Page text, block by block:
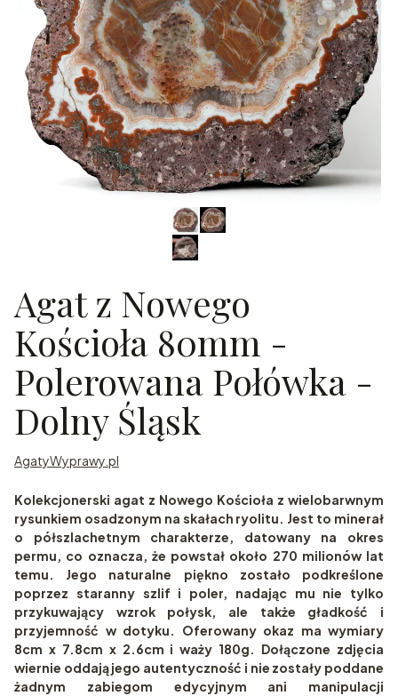
Agat z Nowego
Kościoła 80mm -
Polerowana Połówka -
Dolny Śląsk
AgatyWyprawy.pl
Kolekcjonerski agat z Nowego Kościoła z wielobarwnym
rysunkiem osadzonym na skałach ryolitu. Jest to minerał
o półszlachetnym charakterze, datowany na okres
permu, co oznacza, że powstał około 270 milionów lat
temu. Jego naturalne piękno zostało podkreślone
poprzez staranny szlif i poler, nadając mu nie tylko
przykuwający wzrok połysk, ale także gładkość i
przyjemność w dotyku. Oferowany okaz ma wymiary
8cm x 7.8cm x 2.6cm i waży 180g. Dołączone zdjęcia
wiernie oddają jego autentyczność i nie zostały poddane
żadnym zabiegom edycyjnym ani manipulacji